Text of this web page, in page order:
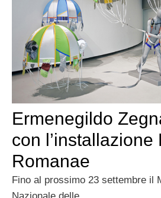
Ermenegildo
con l’installazione
Romanae
Fino al prossimo 23 settembre il